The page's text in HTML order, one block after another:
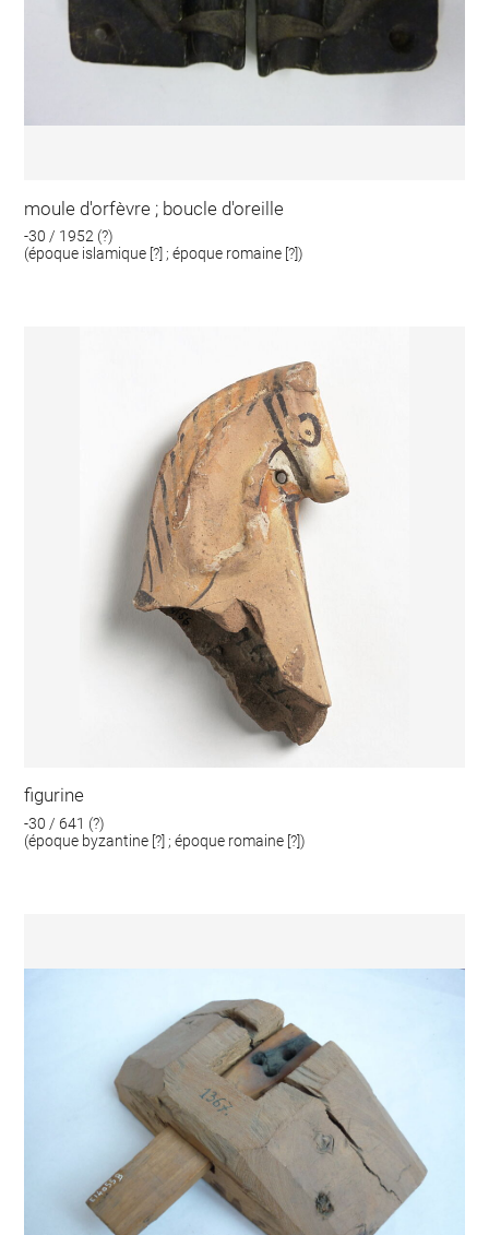
moule d'orfèvre ; boucle d'oreille
-30 / 1952 (?)
(époque islamique [?] ; époque romaine [?])
figurine
-30 / 641 (?)
(époque byzantine [?] ; époque romaine [?])